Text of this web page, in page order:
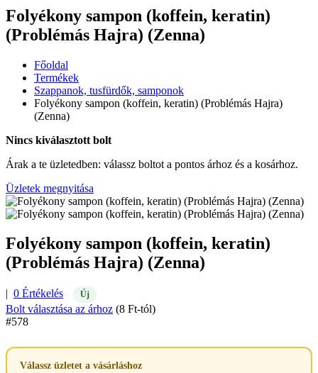
Folyékony sampon (koffein, keratin)
(Problémás Hajra) (Zenna)
Főoldal
Termékek
Szappanok, tusfürdők, samponok
Folyékony sampon (koffein, keratin) (Problémás Hajra)
(Zenna)
Nincs kiválasztott bolt
Árak a te üzletedben: válassz boltot a pontos árhoz és a kosárhoz.
Üzletek megnyitása
Folyékony sampon (koffein, keratin)
(Problémás Hajra) (Zenna)
| 0 Értékelés Új
Bolt választása az árhoz (8 Ft-tól)
#578
Válassz üzletet a vásárláshoz